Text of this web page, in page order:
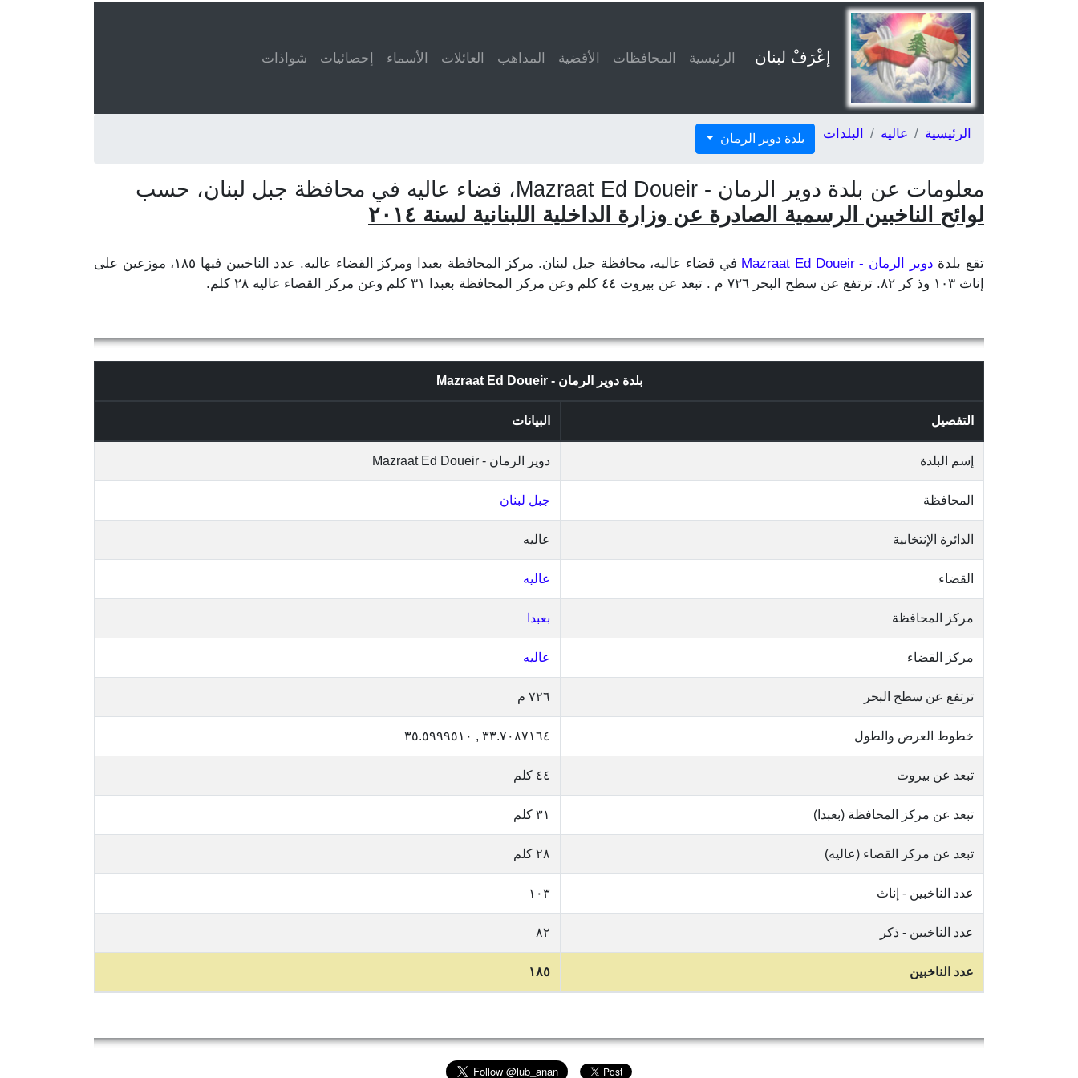
إعْرَفْ لبنان الرئيسية المحافظات الأقضية المذاهب العائلات الأسماء إحصائيات شواذات
الرئيسية عاليه البلدات بلدة دوير الرمان
معلومات عن بلدة دوير الرمان - Mazraat Ed Doueir، قضاء عاليه في محافظة جبل لبنان، حسب
لوائح الناخبين الرسمية الصادرة عن وزارة الداخلية اللبنانية لسنة ٢٠١٤
تقع بلدة دوير الرمان - Mazraat Ed Doueir
في قضاء عاليه، محافظة جبل لبنان. مركز المحافظة بعبدا ومركز القضاء عاليه. عدد الناخبين فيها ١٨٥، موزعين على
إناث ١٠٣ وذ كر ٨٢. ترتفع عن سطح البحر ٧٢٦ م . تبعد عن بيروت ٤٤ كلم وعن مركز المحافظة بعبدا ٣١ كلم وعن مركز القضاء عاليه ٢٨ كلم.
بلدة دوير الرمان - Mazraat Ed Doueir
التفصيل البيانات
إسم البلدة دوير الرمان - Mazraat Ed Doueir
المحافظة جبل لبنان
الدائرة الإنتخابية عاليه
القضاء عاليه
مركز المحافظة بعبدا
مركز القضاء عاليه
ترتفع عن سطح البحر ٧٢٦ م
خطوط العرض والطول ٣٣.٧٠٨٧١٦٤ , ٣٥.٥٩٩٩٥١٠
تبعد عن بيروت ٤٤ كلم
تبعد عن مركز المحافظة (بعبدا) ٣١ كلم
تبعد عن مركز القضاء (عاليه) ٢٨ كلم
عدد الناخبين - إناث ١٠٣
عدد الناخبين - ذكر ٨٢
عدد الناخبين ١٨٥